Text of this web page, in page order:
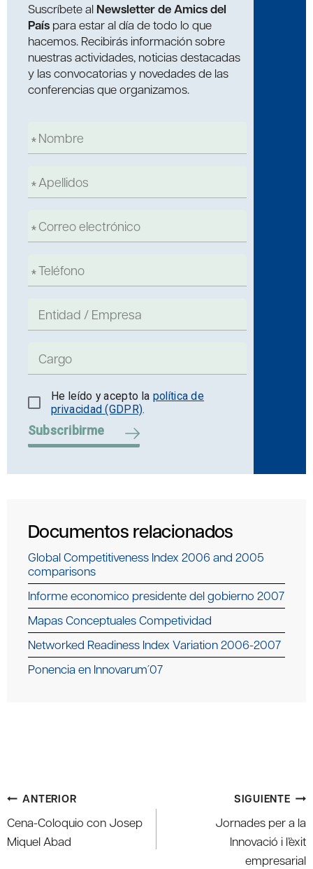
Suscríbete al Newsletter de Amics del
País para estar al día de todo lo que
hacemos. Recibirás información sobre
nuestras actividades, noticias destacadas
y las convocatorias y novedades de las
conferencias que organizamos.
He leído y acepto la política de
privacidad (GDPR).
Subscribirme
Documentos relacionados
Global Competitiveness Index 2006 and 2005
comparisons
Informe economico presidente del gobierno 2007
Mapas Conceptuales Competividad
Networked Readiness Index Variation 2006-2007
Ponencia en Innovarum´07
Navegación
de
entradas
ANTERIOR
Cena-Coloquio con Josep
Miquel Abad
SIGUIENTE
Jornades per a la
Innovació i l’èxit
empresarial